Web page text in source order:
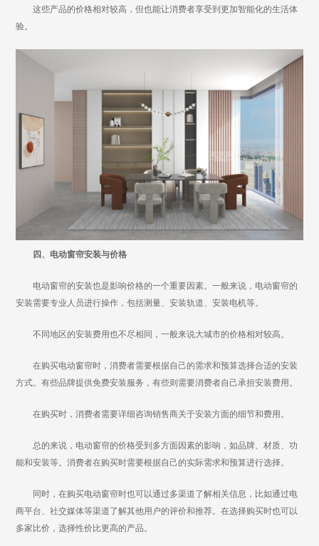
这些产品的价格相对较高，但也能让消费者享受到更加智能化的生活体
验。
四、电动窗帘安装与价格
电动窗帘的安装也是影响价格的一个重要因素。一般来说，电动窗帘的
安装需要专业人员进行操作，包括测量、安装轨道、安装电机等。
不同地区的安装费用也不尽相同，一般来说大城市的价格相对较高。
在购买电动窗帘时，消费者需要根据自己的需求和预算选择合适的安装
方式。有些品牌提供免费安装服务，有些则需要消费者自己承担安装费用。
在购买时，消费者需要详细咨询销售商关于安装方面的细节和费用。
总的来说，电动窗帘的价格受到多方面因素的影响，如品牌、材质、功
能和安装等。消费者在购买时需要根据自己的实际需求和预算进行选择。
同时，在购买电动窗帘时也可以通过多渠道了解相关信息，比如通过电
商平台、社交媒体等渠道了解其他用户的评价和推荐。在选择购买时也可以
多家比价，选择性价比更高的产品。